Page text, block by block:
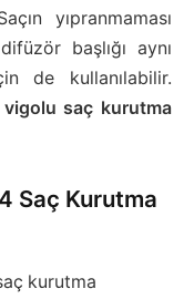
yıpranmaması
başlığı aynı
de kullanılabilir.
saç kurutma
Saç Kurutma
kurutma